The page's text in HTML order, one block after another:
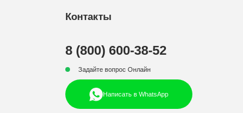
Контакты
8 (800) 600-38-52
Задайте вопрос Онлайн
Написать в WhatsApp